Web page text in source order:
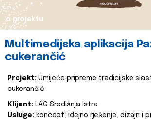
o projektu
Multimedijska aplikacija
cukerančić
Projekt: Umijeće pripreme tradicijske
cukerančić
Klijent: LAG Središnja Istra
Usluge: koncept, idejno rješenje, dizajn i